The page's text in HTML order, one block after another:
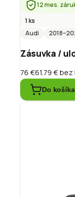
12 mes.
1 ks
Audi
2018
Zásuvka /
76 €61.79 €bez
Do košíka